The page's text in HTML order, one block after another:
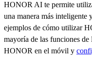
HONOR AI te permite
una manera más inteligente
ejemplos de cómo utilizar
mayoría de las funciones
HONOR en el móvil y